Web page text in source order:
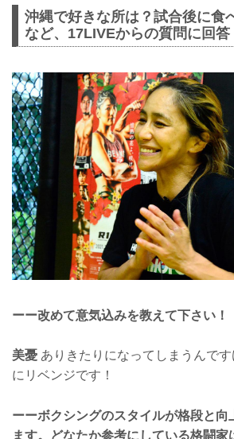
沖縄で好きな所は？試合後に食
など、17LIVEからの質問に回答
ーー改めて意気込みを教えて下さい！
美憂 ありきたりになってしまうんで
にリベンジです！
ーーボクシングのスタイルが格段と向
ます。どなたか参考にしている格闘家